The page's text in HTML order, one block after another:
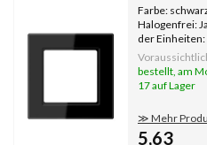
Farbe:
Halogenfrei:
der Einheiten:
Textfeld/
Kunststoff
bestellt, am
17 auf Lager
≫ Mehr
5,63